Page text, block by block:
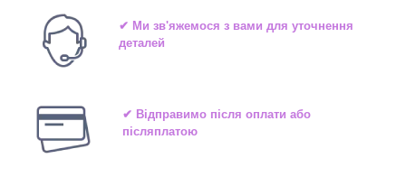
✔ Ми зв'яжемося з вами для уточнення
деталей
✔ Відправимо після оплати або
післяплатою